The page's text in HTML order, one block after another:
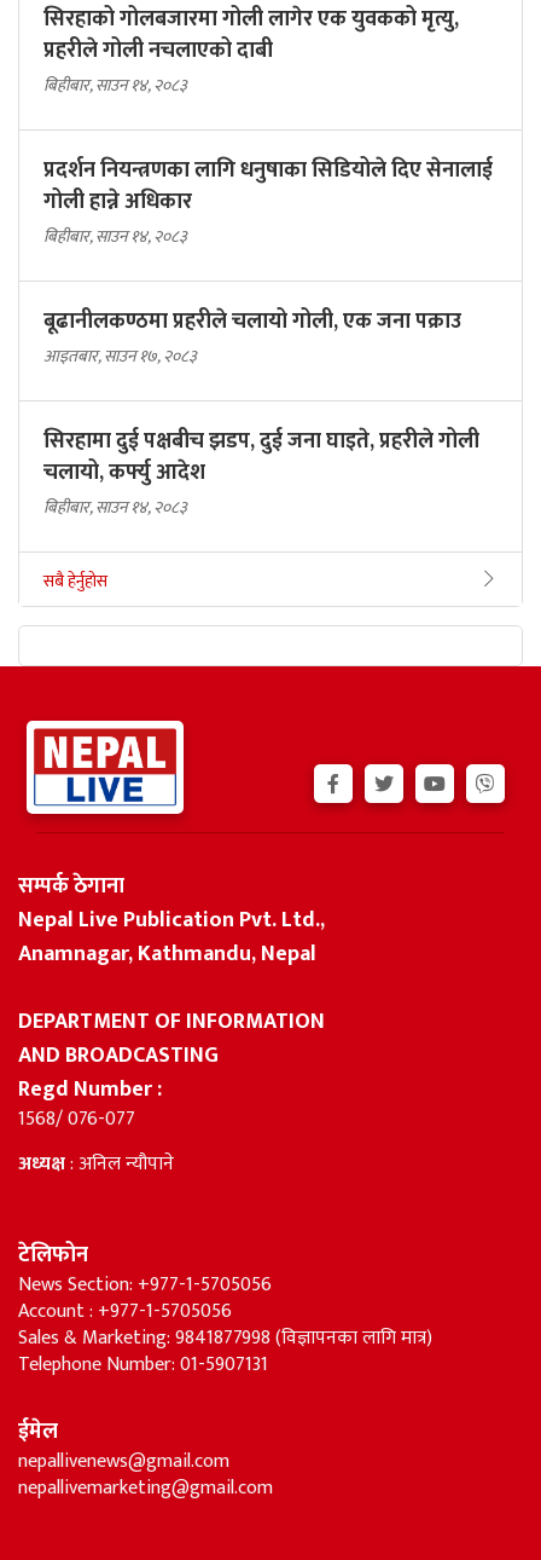
सिरहाको गोलबजारमा गोली लागेर एक युवकको मृत्यु,
प्रहरीले गोली नचलाएको दाबी
बिहीबार, साउन १४, २०८३
प्रदर्शन नियन्त्रणका लागि धनुषाका सिडियोले दिए सेनालाई
गोली हान्ने अधिकार
बिहीबार, साउन १४, २०८३
बूढानीलकण्ठमा प्रहरीले चलायो गोली, एक जना पक्राउ
आइतबार, साउन १७, २०८३
सिरहामा दुई पक्षबीच झडप, दुई जना घाइते, प्रहरीले गोली
चलायो, कर्फ्यु आदेश
बिहीबार, साउन १४, २०८३
सबै हेर्नुहोस
सम्पर्क ठेगाना
Nepal Live Publication Pvt. Ltd.,
Anamnagar, Kathmandu, Nepal
DEPARTMENT OF INFORMATION
AND BROADCASTING
Regd Number :
1568/ 076-077
अध्यक्ष: अनिल न्यौपाने
टेलिफोन
News Section: +977-1-5705056
Account : +977-1-5705056
Sales & Marketing: 9841877998 (विज्ञापनका लागि मात्र)
Telephone Number: 01-5907131
ईमेल
nepallivenews@gmail.com
nepallivemarketing@gmail.com